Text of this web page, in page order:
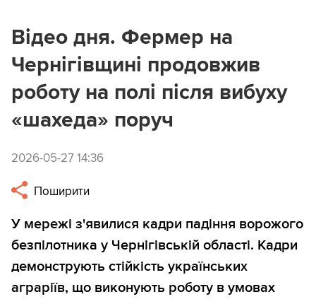
Відео дня. Фермер на
Чернігівщині продовжив
роботу на полі після вибуху
«шахеда» поруч
2026-05-27 14:36
Поширити
У мережі з'явилися кадри падіння ворожого
безпілотника у Чернігівській області. Кадри
демонструють стійкість українських
аграріїв, що виконують роботу в умовах